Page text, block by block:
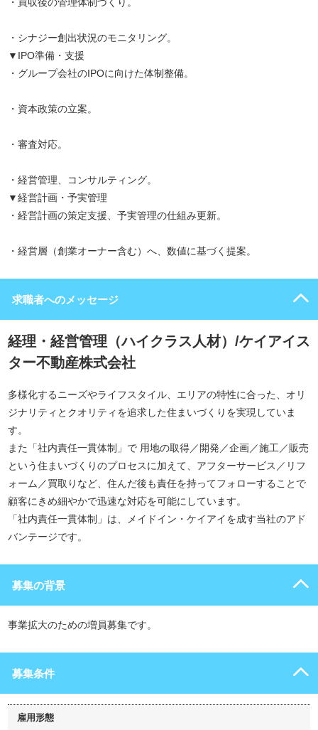
・シナジー創出状況のモニタリング。
▼IPO準備・支援
・グループ会社のIPOに向けた体制整備。
・資本政策の立案。
・審査対応。
・経営管理、コンサルティング。
▼経営計画・予実管理
・経営計画の策定支援、予実管理の仕組み更新。
・経営層（創業オーナー含む）へ、数値に基づく提案。
求職者へのメッセージ
経理・経営管理（ハイクラス人材）/ケイアイス
ター不動産株式会社
多様化するニーズやライフスタイル、エリアの特性に合った、オリ
ジナリティとクオリティを追求した住まいづくりを実現していま
す。
また「社内責任一貫体制」で 用地の取得／開発／企画／施工／販売
という住まいづくりのプロセスに加えて、アフターサービス／リフ
ォーム／買取りなど、住んだ後も責任を持ってフォローすることで
顧客にきめ細やかで迅速な対応を可能にしています。
「社内責任一貫体制」は、メイドイン・ケイアイを成す当社のアド
バンテージです。
募集の背景
事業拡大のための増員募集です。
募集条件
雇用形態